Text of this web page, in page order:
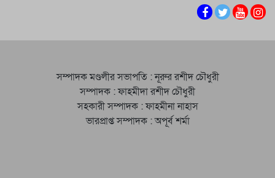
সম্পাদক মণ্ডলীর সভাপতি : নূরুর রশীদ চৌধুরী
সম্পাদক : ফাহমীদা রশীদ চৌধুরী
সহকারী সম্পাদক : ফাহমীনা নাহাস
ভারপ্রাপ্ত সম্পাদক : অপূর্ব শর্মা